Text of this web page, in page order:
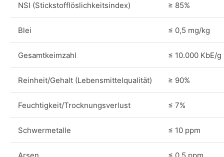
NSI (Stickstofflöslichkeitsindex) ≥ 85%
Blei ≤ 0,5 mg/kg
Gesamtkeimzahl ≤ 10.000 KbE/g
Reinheit/Gehalt (Lebensmittelqualität) ≥ 90%
Feuchtigkeit/Trocknungsverlust ≤ 7%
Schwermetalle ≤ 10 ppm